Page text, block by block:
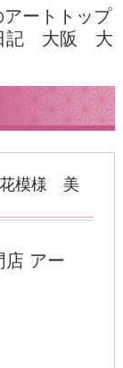
ートトップ
記 大阪 大
模様 美
店 アー